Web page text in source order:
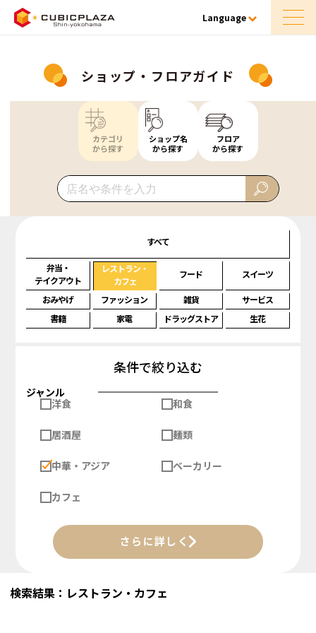
Language
ショップ・フロアガイド
カテゴリ
から探す
ショップ名
から探す
フロア
から探す
すべて
弁当・
テイクアウト
レストラン・
カフェ
フード スイーツ
おみやげ ファッション 雑貨
サービス
書籍
家電 ドラッグストア 生花
条件で絞り込む
ジャンル
洋食
和食
居酒屋 麺類
中華・アジア ベーカリー
カフェ
さらに詳しく
検索結果：レストラン・カフェ